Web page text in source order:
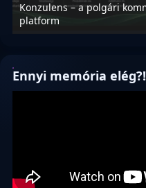
Konzulens – a polgári
platform
Ennyi memória